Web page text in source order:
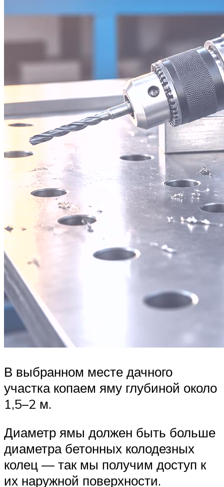
В выбранном месте дачного
участка копаем яму глубиной около
1,5–2 м.
Диаметр ямы должен быть больше
диаметра бетонных колодезных
колец — так мы получим доступ к
их наружной поверхности.